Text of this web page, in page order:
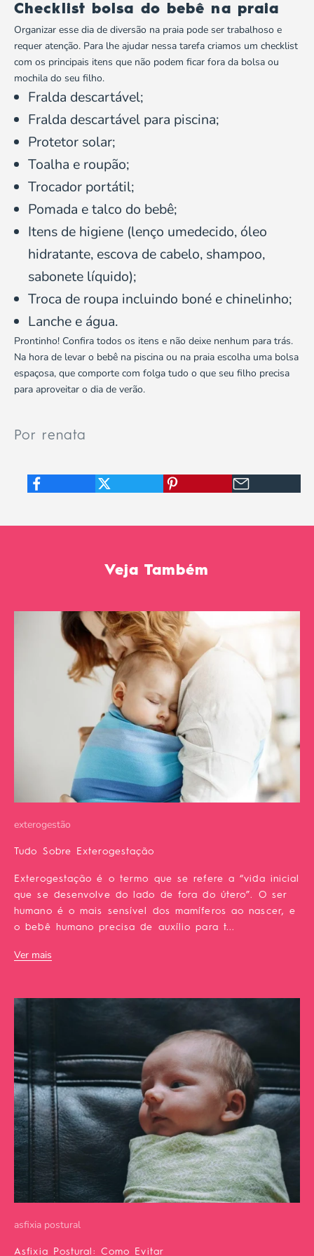
Checklist bolsa do bebê na praia
Organizar esse dia de diversão na praia pode ser trabalhoso e
requer atenção. Para lhe ajudar nessa tarefa criamos um checklist
com os principais itens que não podem ficar fora da bolsa ou
mochila do seu filho.
Fralda descartável;
Fralda descartável para piscina;
Protetor solar;
Toalha e roupão;
Trocador portátil;
Pomada e talco do bebê;
Itens de higiene (lenço umedecido, óleo
hidratante, escova de cabelo, shampoo,
sabonete líquido);
Troca de roupa incluindo boné e chinelinho;
Lanche e água.
Prontinho! Confira todos os itens e não deixe nenhum para trás.
Na hora de levar o bebê na piscina ou na praia escolha uma bolsa
espaçosa, que comporte com folga tudo o que seu filho precisa
para aproveitar o dia de verão.
Por renata
Veja Também
exterogestão
Tudo Sobre Exterogestação
Exterogestação é o termo que se refere a “vida inicial
que se desenvolve do lado de fora do útero”. O ser
humano é o mais sensível dos mamíferos ao nascer, e
o bebê humano precisa de auxílio para t...
Ver mais
asfixia postural
Asfixia Postural: Como Evitar